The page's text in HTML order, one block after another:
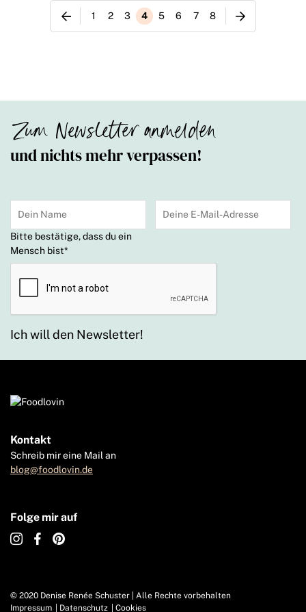
1 2 3 4 5 6 7 8
Zum Newsletter anmelden
und nichts mehr verpassen!
Bitte bestätige, dass du ein
Mensch bist*
Ich will den Newsletter!
Kontakt
Schreib mir eine Mail an
blog@foodlovin.de
Folge mir auf
© 2020 Denise Renée Schuster | Alle Rechte vorbehalten
Impressum
Datenschutz Cookies